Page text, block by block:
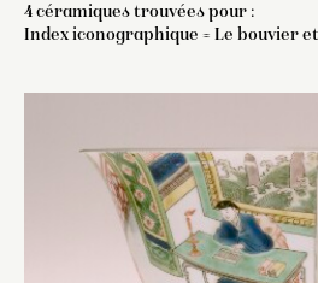
4 céramiques trouvées pour :
Index iconographique = Le bouvier